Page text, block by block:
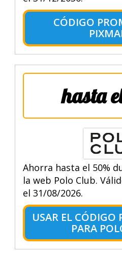
CÓDIGO
hasta
Ahorra hasta el 50%
la web Polo Club.
el 31/08/2026.
USAR EL
PARA